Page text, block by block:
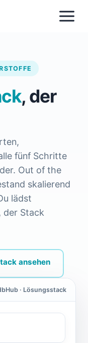
, der
fünf Schritte
Out of the
skalierend
lädst
der Stack
ansehen
· Lösungsstack